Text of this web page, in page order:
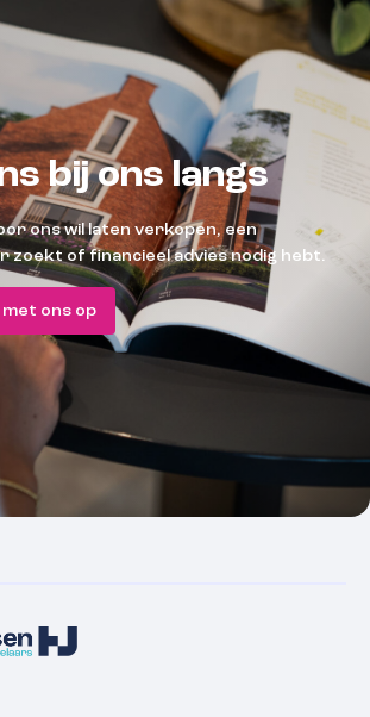
bij ons langs
ons wil laten verkopen, een
zoekt of financieel advies nodig hebt.
ons op